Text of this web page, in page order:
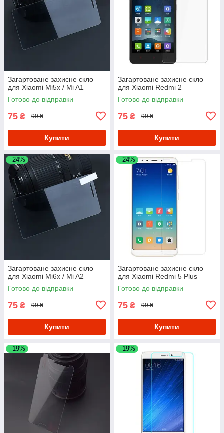
Загартоване захисне скло
для Xiaomi Mi5x / Mi A1
Готово до відправки
75 ₴ 99 ₴
Купити
Загартоване захисне скло
для Xiaomi Redmi 2
Готово до відправки
75 ₴ 99 ₴
Купити
–24%
Загартоване захисне скло
для Xiaomi Mi6x / Mi A2
Готово до відправки
75 ₴ 99 ₴
Купити
–24%
Загартоване захисне скло
для Xiaomi Redmi 5 Plus
Готово до відправки
75 ₴ 99 ₴
Купити
–19% –19%